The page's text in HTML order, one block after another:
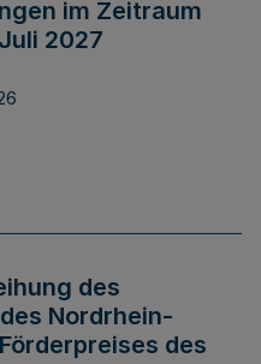
im Zeitraum
2027
des
Nordrhein-
des